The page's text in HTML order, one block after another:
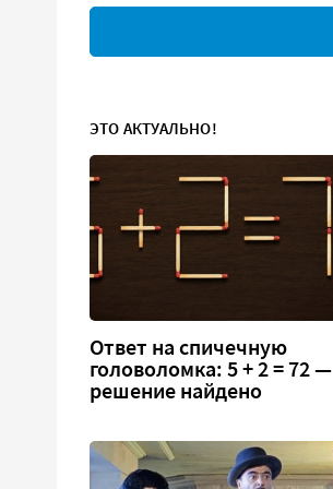
ЭТО АКТУАЛЬНО!
Ответ на спичечную
головоломка: 5 + 2 = 72 —
решение найдено